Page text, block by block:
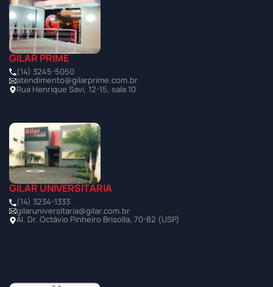
GILAR PRIME
(14) 3245-5050
atendimento@gilarprime.com.br
Rua Henrique Savi, 12-15, sala 10
GILAR UNIVERSITÁRIA
(14) 3234-1333
gilaruniversitaria@gilar.com.br
Al. Dr. Octávio Pinheiro Brisolla, 70-82 (USP)